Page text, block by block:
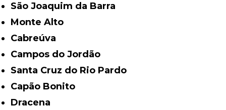
São Joaquim da Barra
Monte Alto
Cabreúva
Campos do Jordão
Santa Cruz do Rio Pardo
Capão Bonito
Dracena